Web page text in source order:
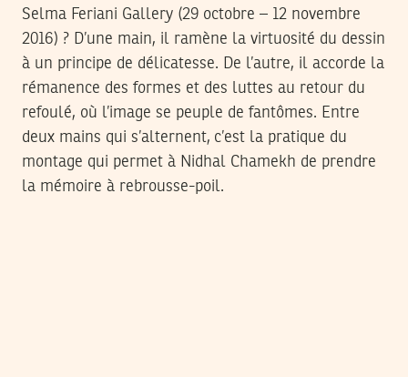
Selma Feriani Gallery (29 octobre – 12 novembre
2016) ? D’une main, il ramène la virtuosité du dessin
à un principe de délicatesse. De l’autre, il accorde la
rémanence des formes et des luttes au retour du
refoulé, où l’image se peuple de fantômes. Entre
deux mains qui s’alternent, c’est la pratique du
montage qui permet à Nidhal Chamekh de prendre
la mémoire à rebrousse-poil.